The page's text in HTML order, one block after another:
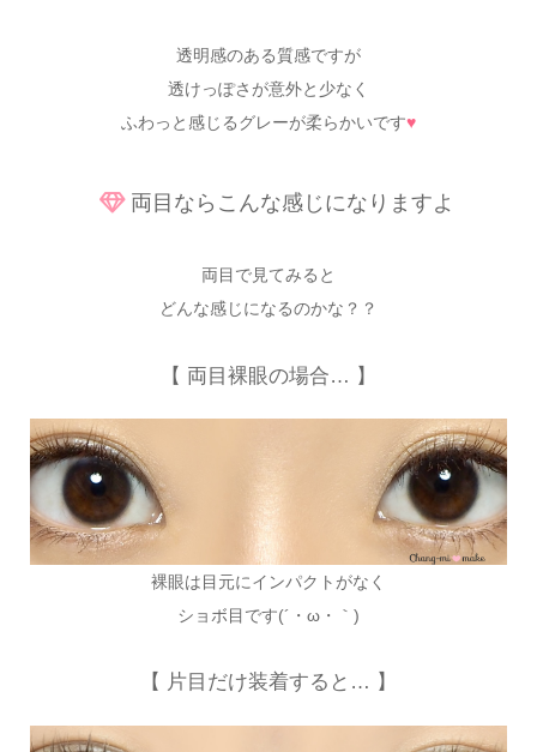
透明感のある質感ですが
透けっぽさが意外と少なく
ふわっと感じるグレーが柔らかいです♥
両目ならこんな感じになりますよ
両目で見てみると
どんな感じになるのかな？？
【 両目裸眼の場合… 】
裸眼は目元にインパクトがなく
ショボ目です(´・ω・｀)
【 片目だけ装着すると… 】